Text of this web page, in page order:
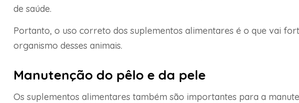
de saúde.
Portanto, o uso correto dos suplementos alimentares é o que vai
organismo desses animais.
Manutenção do pêlo e da pele
Os suplementos alimentares também são importantes para a